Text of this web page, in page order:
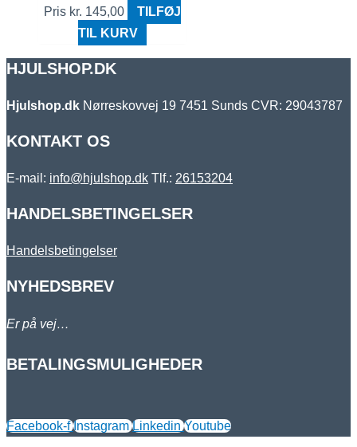
Pris kr. 145,00
TILFØJ
TIL KURV
HJULSHOP.DK
Hjulshop.dk Nørreskovvej 19 7451 Sunds CVR: 29043787
KONTAKT OS
E-mail: info@hjulshop.dk Tlf.: 26153204
HANDELSBETINGELSER
Handelsbetingelser
NYHEDSBREV
Er på vej…
BETALINGSMULIGHEDER
Facebook-f Instagram Linkedin Youtube